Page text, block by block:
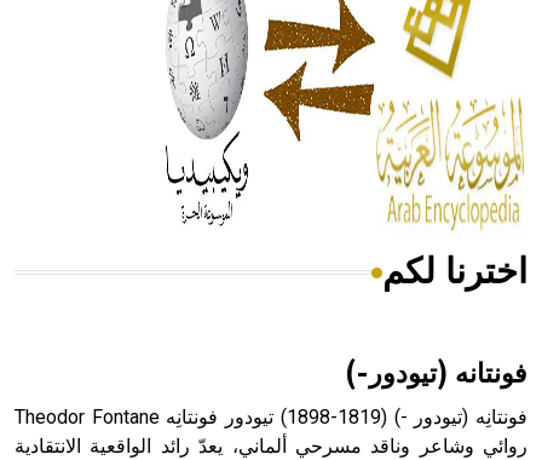
- هل تعلم أن المرجان إفراز حيواني يتكون في البحر ويتركب
من مادة كربونات الكلسيوم، وهو أحمر أو شديد الحمرة وهو
أجود أنواعه، ويمتاز بكبر الحجم ويسمى الش
هل تعلم أن الأبسيد كلمة فرنسية اللفظ تم اعتمادها مصطلحاً
اخترنا لكم
فونتانه (تيودور-)
فونتانِه (تيودور -) (1819-1898) تيودور فونتانِه Theodor Fontane
روائي وشاعر وناقد مسرحي ألماني، يعدّ رائد الواقعية الانتقادية